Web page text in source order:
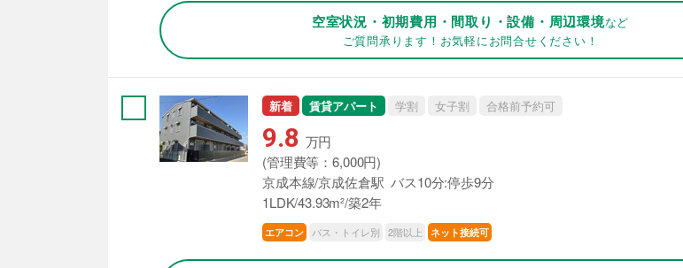
空室状況・初期費用・間取り・設備・周辺環境など
ご質問承ります！お気軽にお問合せください！
新着 賃貸アパート 学割 女子割 合格前予約可
9.8 万円
(管理費等：6,000円)
京成本線/京成佐倉駅 バス10分:停歩9分
1LDK/43.93m²/築2年
エアコン バス・トイレ別 2階以上 ネット接続可